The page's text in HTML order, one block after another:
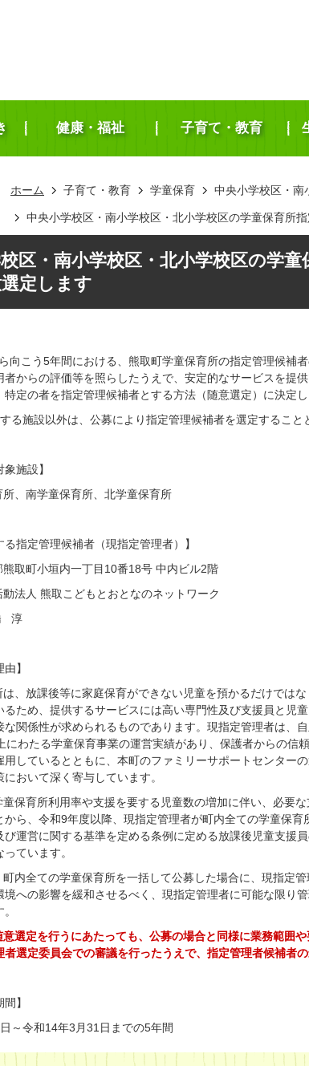
健康・福祉 子育て・教育
ホーム 子育て・教育 学童保育 中央小学校区・南
中央小学校区・南小学校区・北小学校区の学童保育所
区・南小学校区・北小学校区の学童
定します
向こう5年間における、熊取町学童保育所の指定管理候補
者からの評価等を照らしたうえで、安定的なサービスを提
定の者を指定管理候補者とする方法（随意選定）に決定し
る施設以外は、公募により指定管理候補者を選定すること
象施設】
、南学童保育所、北学童保育所
る指定管理候補者（現指定管理者）】
取町小垣内一丁目10番18号 中内ビル2階
法人 熊取こどもとおとなのネットワーク
淳
】
、放課後等に家庭保育ができない児童を預かるだけでは
るため、提供するサービスには高い専門性及び支援員と児
な関係性が求められるものであります。現指定管理者は、
にわたる学童保育事業の運営実績があり、保護者からの信
用しているとともに、本町のファミリーサポートセンター
おいて深く寄与しています。
保育所利用率や支援を要する児童数の増加に伴い、必要
から、令和9年度以降、現指定管理者が町内全ての学童保
び運営に関する基準を定める条例に定める放課後児童支援
ています。
内全ての学童保育所を一括して公募した場合に、現指定
境への影響を緩和させるべく、現指定管理者に可能な限り
選定を行うにあたっても、公募の場合と同様に業務範囲
者選定委員会での審議を行ったうえで、指定管理者候補者
】
～令和14年3月31日までの5年間